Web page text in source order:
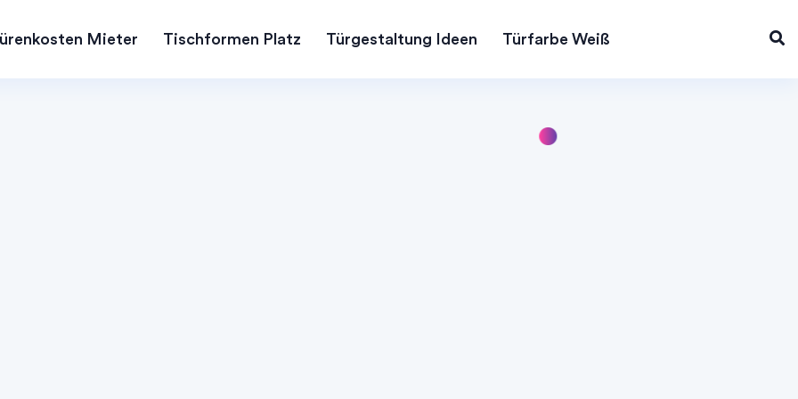
Mieter Tischformen Platz Türgestaltung Ideen Türfarbe Weiß